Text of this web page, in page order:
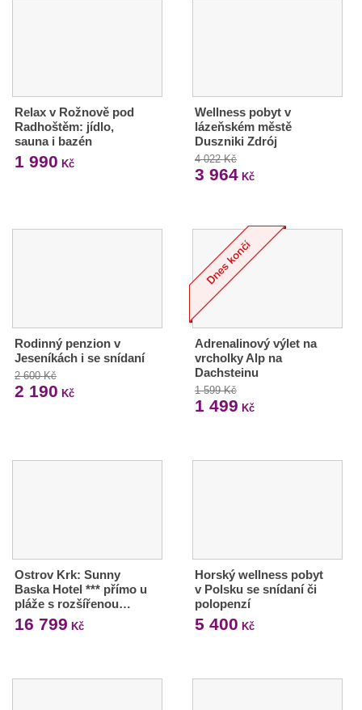
Relax v Rožnově pod
Radhoštěm: jídlo,
sauna i bazén
1 990 Kč
Wellness pobyt v
lázeňském městě
Duszniki Zdrój
4 022 Kč
3 964Kč
Rodinný penzion v
Jeseníkách i se snídaní
2 600 Kč
2 190 Kč
Adrenalinový výlet na
vrcholky Alp na
Dachsteinu
1 599 Kč
1 499 Kč
Ostrov Krk: Sunny
Baska Hotel *** přímo u
pláže s rozšířenou…
16 799 Kč
Horský wellness pobyt
v Polsku se snídaní či
polopenzí
5 400 Kč